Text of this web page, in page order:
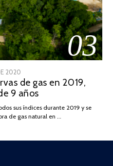
03
2020
DE
JULIO
2025
de gas en 2019,
9 años
sus índices durante 2019 y se
de gas natural en …